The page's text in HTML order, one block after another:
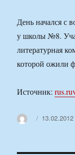
День начался с
у школы №8.
литературная
которой ожили
Источник:
Автор13.02.2012